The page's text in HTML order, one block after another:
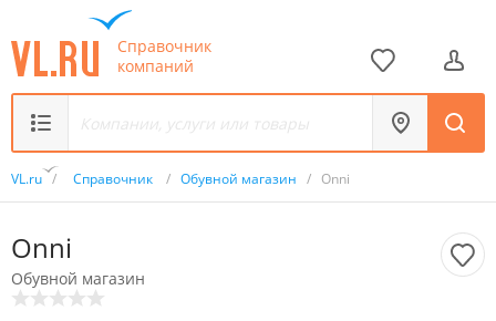
Справочник
компаний
VL.ru / Справочник / Обувной магазин / Onni
Onni
Обувной магазин